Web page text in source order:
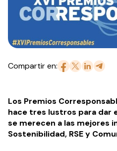
Compartir en:
Los Premios
hace tres lustros para dar
se merecen a las mejores
Sostenibilidad, RSE y